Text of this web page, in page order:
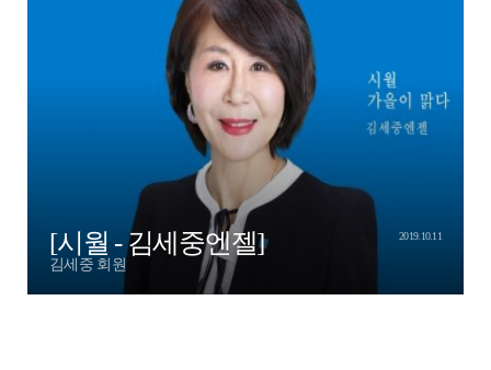
[시월 - 김세중엔젤]
김세중 회원
2019.10.11